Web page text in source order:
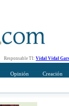
Responsable TI: Vidal Vidal
Opinión Creación